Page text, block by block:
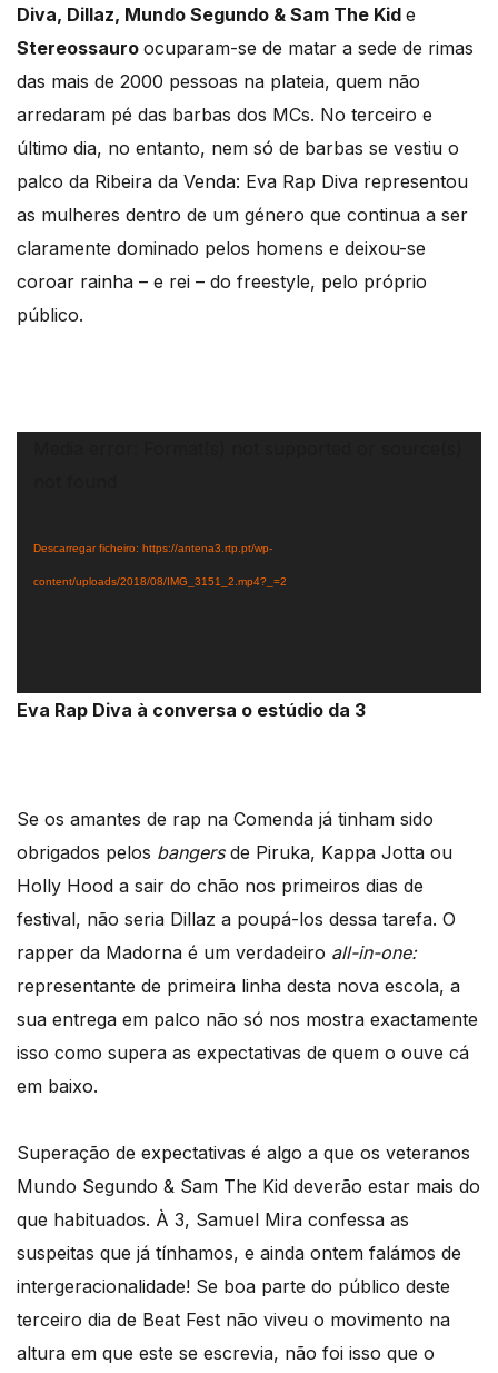
Diva, Dillaz, Mundo Segundo & Sam The Kid e
Stereossauro ocuparam-se de matar a sede de rimas
das mais de 2000 pessoas na plateia, quem não
arredaram pé das barbas dos MCs. No terceiro e
último dia, no entanto, nem só de barbas se vestiu o
palco da Ribeira da Venda: Eva Rap Diva representou
as mulheres dentro de um género que continua a ser
claramente dominado pelos homens e deixou-se
coroar rainha – e rei – do freestyle, pelo próprio
público.
Descarregar ficheiro: https://antena3.rtp.pt/wp-
content/uploads/2018/08/IMG_3151_2.mp4?_=2
Eva Rap Diva à conversa o estúdio da 3
Se os amantes de rap na Comenda já tinham sido
obrigados pelos bangersde Piruka, Kappa Jotta ou
Holly Hood a sair do chão nos primeiros dias de
festival, não seria Dillaz a poupá-los dessa tarefa. O
rapper da Madorna é um verdadeiro all-in-one:
representante de primeira linha desta nova escola, a
sua entrega em palco não só nos mostra exactamente
isso como supera as expectativas de quem o ouve cá
em baixo.
Superação de expectativas é algo a que os veteranos
Mundo Segundo & Sam The Kid deverão estar mais do
que habituados. À 3, Samuel Mira confessa as
suspeitas que já tínhamos, e ainda ontem falámos de
intergeracionalidade! Se boa parte do público deste
terceiro dia de Beat Fest não viveu o movimento na
altura em que este se escrevia, não foi isso que o